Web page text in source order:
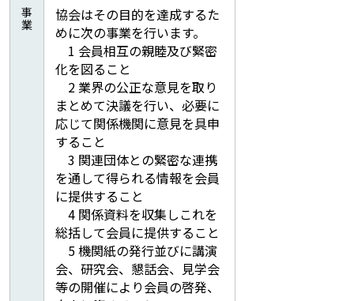
事
業
協会はその目的を達成するた
めに次の事業を行います。
1 会員相互の親睦及び緊密
化を図ること
2 業界の公正な意見を取り
まとめて決議を行い、必要に
応じて関係機関に意見を具申
すること
3 関連団体との緊密な連携
を通して得られる情報を会員
に提供すること
4 関係資料を収集しこれを
総括して会員に提供すること
5 機関紙の発行並びに講演
会、研究会、懇話会、見学会
等の開催により会員の啓発、